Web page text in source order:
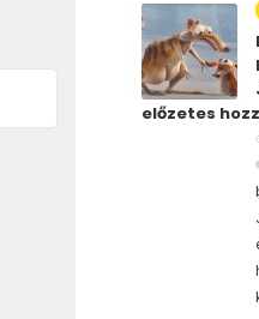
előzetes